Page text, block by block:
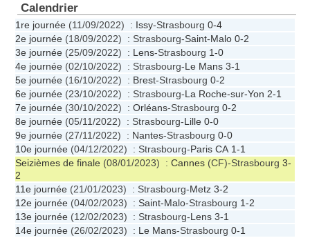
Calendrier
1re journée (11/09/2022) : Issy-Strasbourg 0-4
2e journée (18/09/2022) : Strasbourg-Saint-Malo 0-2
3e journée (25/09/2022) : Lens-Strasbourg 1-0
4e journée (02/10/2022) : Strasbourg-Le Mans 3-1
5e journée (16/10/2022) : Brest-Strasbourg 0-2
6e journée (23/10/2022) : Strasbourg-La Roche-sur-Yon 2-1
7e journée (30/10/2022) : Orléans-Strasbourg 0-2
8e journée (05/11/2022) : Strasbourg-Lille 0-0
9e journée (27/11/2022) : Nantes-Strasbourg 0-0
10e journée (04/12/2022) : Strasbourg-Paris CA 1-1
Seizièmes de finale (08/01/2023) : Cannes (CF)-Strasbourg 3-
2
11e journée (21/01/2023) : Strasbourg-Metz 3-2
12e journée (04/02/2023) : Saint-Malo-Strasbourg 1-2
13e journée (12/02/2023) : Strasbourg-Lens 3-1
14e journée (26/02/2023) : Le Mans-Strasbourg 0-1